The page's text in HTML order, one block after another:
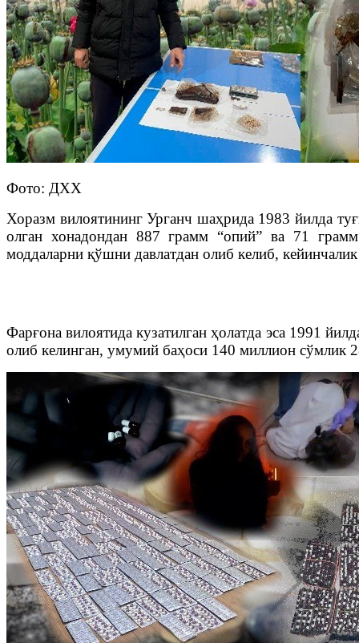
Фото: ДХХ
Хоразм вилоятининг Урганч шаҳрида 1983 йилда
олган хонадондан 887 грамм “опий” ва 71
моддаларни қўшни давлатдан олиб келиб,
Фарғона вилоятида кузатилган ҳолатда эса 1991
олиб келинган, умумий баҳоси 140 миллион сўмлик